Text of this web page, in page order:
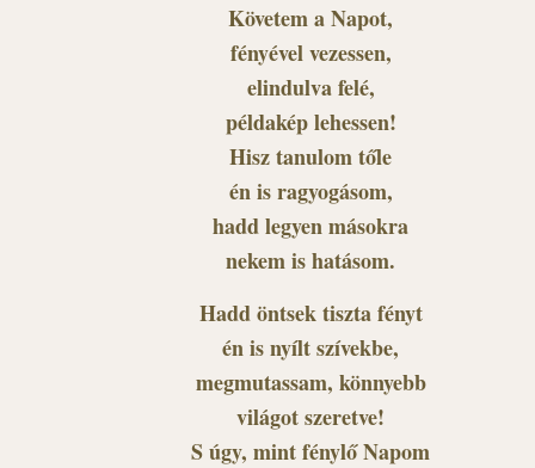
Követem a Napot,
fényével vezessen,
elindulva felé,
példakép lehessen!
Hisz tanulom tőle
én is ragyogásom,
hadd legyen másokra
nekem is hatásom.
Hadd öntsek tiszta fényt
én is nyílt szívekbe,
megmutassam, könnyebb
világot szeretve!
S úgy, mint fénylő Napom